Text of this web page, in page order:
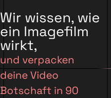
Wir wissen, wie
ein Imagefilm
wirkt,
und verpacken
deine Video
Botschaft in 90